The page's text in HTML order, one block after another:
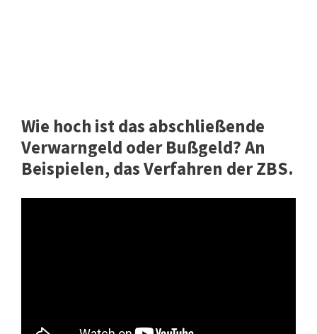
Wie hoch ist das abschließende
Verwarngeld oder Bußgeld? An
Beispielen, das Verfahren der ZBS.